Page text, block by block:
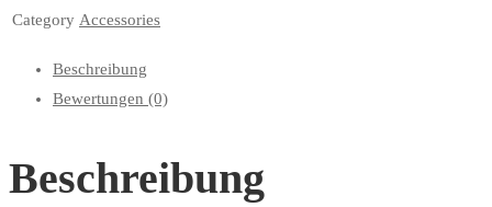
Category Accessories
Beschreibung
Bewertungen (0)
Beschreibung